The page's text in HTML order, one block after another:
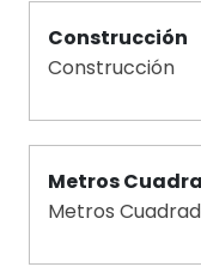
Construcción
Construcción
Metros
Metros